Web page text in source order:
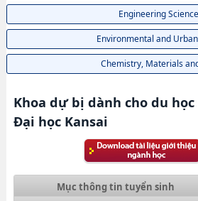
Engineering Science
Environmental and
Chemistry, Materials
Khoa dự bị dành cho du
Đại học Kansai
Mục thông tin tuyển sinh